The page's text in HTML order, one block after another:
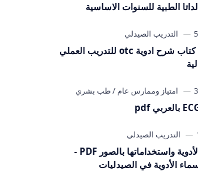
الطبية للسنوات الاساسية
تحميل كتاب شرح ادوية otc للتدريب العملي
جميع الأدوية واستخداماتها بالصور PDF -
الأدوية في الصيدليات